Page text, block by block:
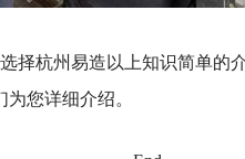
择杭州易造以上知识简单的
为您详细介绍。